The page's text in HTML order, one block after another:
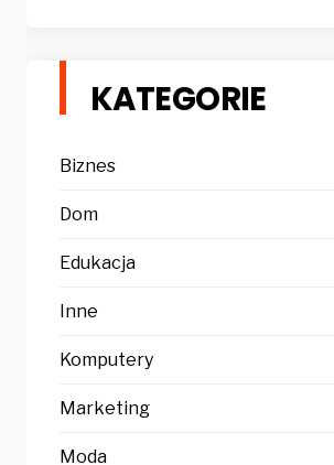
KATEGORIE
Biznes
Dom
Edukacja
Inne
Komputery
Marketing
Moda